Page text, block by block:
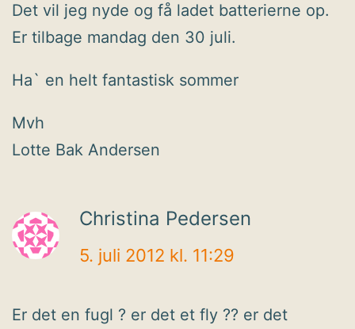
Det vil jeg nyde og få ladet batterierne op.
Er tilbage mandag den 30 juli.
Ha` en helt fantastisk sommer
Mvh
Lotte Bak Andersen
Christina Pedersen
5. juli 2012 kl. 11:29
Er det en fugl ? er det et fly ?? er det